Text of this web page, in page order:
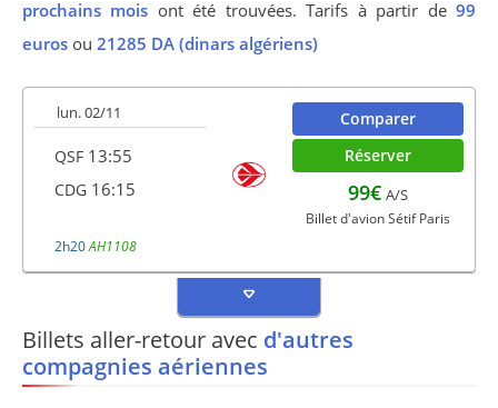
prochains mois ont été trouvées. Tarifs à partir de99
euros ou 21285 DA (dinars algériens)
lun. 02/11
QSF 13:55
CDG 16:15
2h20AH1108
Comparer
Réserver
99€ A/S
Billet d'avion Sétif Paris
Billets aller-retour avec d'autres
compagnies aériennes